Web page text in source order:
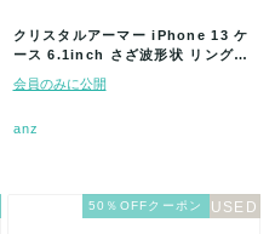
クリスタルアーマー iPhone 13 ケ
ース 6.1inch さざ波形状 リングス
会員のみに公開
anz
50％OFFクーポン